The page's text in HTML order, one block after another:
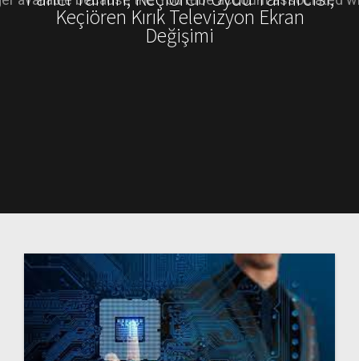
Keçiören Kırık Televizyon Ekran
Değişimi